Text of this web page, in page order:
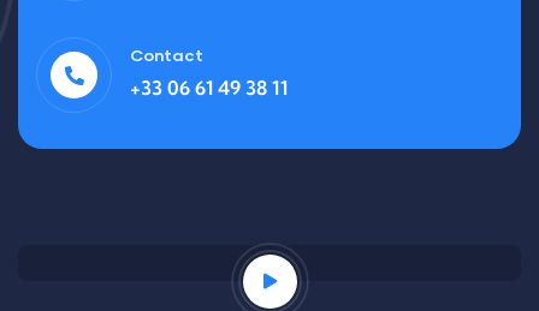
Contact
+33 06 61 49 38 11